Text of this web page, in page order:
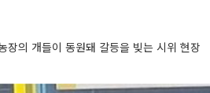
장의 개들이 동원돼 갈등을 빚는 시위 현장